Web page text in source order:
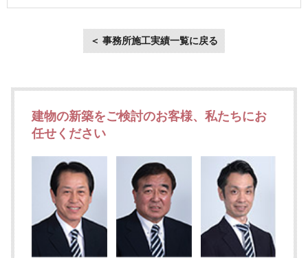
＜ 事務所施工実績一覧に戻る
建物の新築をご検討のお客様、私たちにお
任せください